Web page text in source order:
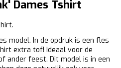
Dames Tshirt
model. In de opdruk is een fles
extra tof! Ideaal voor de
ander feest. Dit model is in een